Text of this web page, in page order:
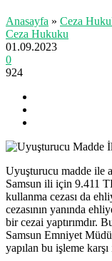
Anasayfa » Ceza
Ceza Hukuku
01.09.2023
0
924
Uyuşturucu madde ile
Samsun ili için 9.411
kullanma cezası da
cezasının yanında
bir cezai yaptırımdır.
Samsun Emniyet
yapılan bu işleme